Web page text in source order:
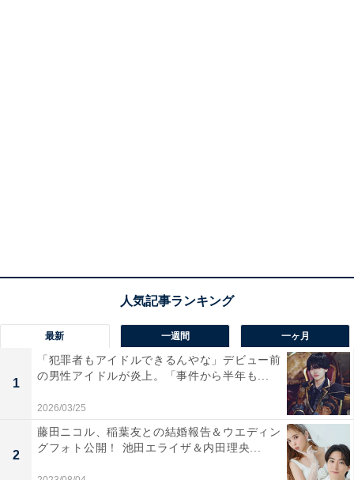
最新 一週間 一ヶ月
1
「犯罪者もアイドルできるんやな」デビュー前
の男性アイドルが炎上。「事件から半年も...
2026/03/25
2
藤田ニコル、稲葉友との結婚報告＆ウエディン
グフォト公開！ 池田エライザ＆内田理央...